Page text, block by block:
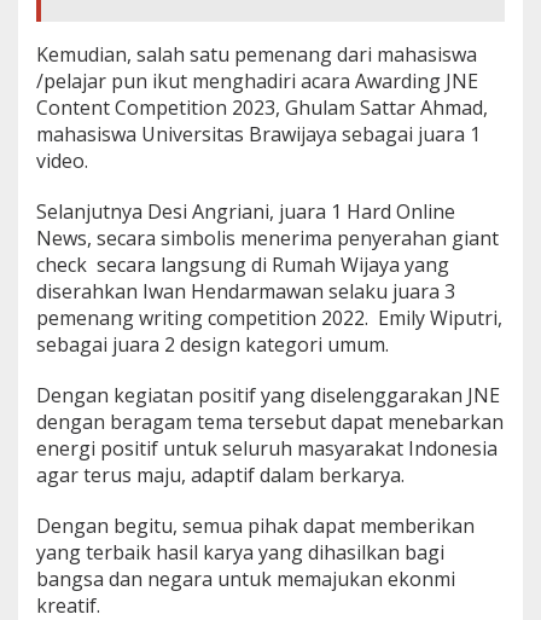
Kemudian, salah satu pemenang dari mahasiswa
/pelajar pun ikut menghadiri acara Awarding JNE
Content Competition 2023, Ghulam Sattar Ahmad,
mahasiswa Universitas Brawijaya sebagai juara 1
video.
Selanjutnya Desi Angriani, juara 1 Hard Online
News, secara simbolis menerima penyerahan giant
check secara langsung di Rumah Wijaya yang
diserahkan Iwan Hendarmawan selaku juara 3
pemenang writing competition 2022. Emily Wiputri,
sebagai juara 2 design kategori umum.
Dengan kegiatan positif yang diselenggarakan JNE
dengan beragam tema tersebut dapat menebarkan
energi positif untuk seluruh masyarakat Indonesia
agar terus maju, adaptif dalam berkarya.
Dengan begitu, semua pihak dapat memberikan
yang terbaik hasil karya yang dihasilkan bagi
bangsa dan negara untuk memajukan ekonmi
kreatif.